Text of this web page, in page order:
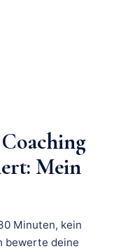
Mein
Minuten, kein
bewerte deine